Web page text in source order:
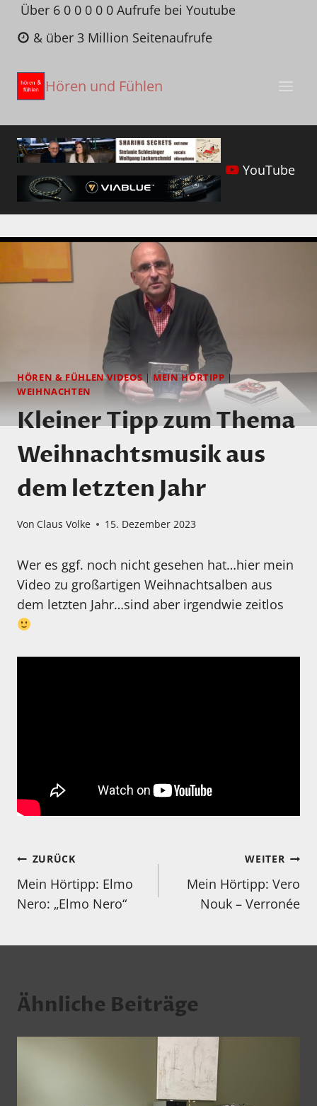
Zum
Inhalt
springen
Über 6 0 0 0 0 0 Aufrufe bei Youtube
& über 3 Million Seitenaufrufe
Hören und Fühlen
YouTube
HÖREN & FÜHLEN VIDEOS|MEIN HÖRTIPP |
WEIHNACHTEN
Kleiner Tipp zum Thema
Weihnachtsmusik aus
dem letzten Jahr
Von Claus Volke 15. Dezember 2023
Wer es ggf. noch nicht gesehen hat…hier mein
Video zu großartigen Weihnachtsalben aus
dem letzten Jahr…sind aber irgendwie zeitlos
Beitragsnavigation
ZURÜCK
Mein Hörtipp: Elmo
Nero: „Elmo Nero“
WEITER
Mein Hörtipp: Vero
Nouk – Verronée
Ähnliche Beiträge